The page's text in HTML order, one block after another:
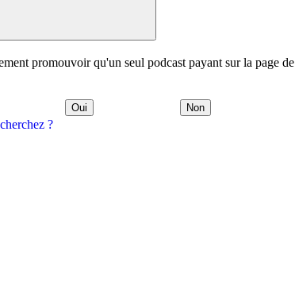
?
promouvoir qu'un seul podcast payant sur la page de
Oui Non